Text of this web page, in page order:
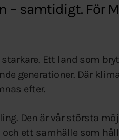
– samtidigt. För
Ett land som
generationer. Där
efter.
Den är vår största
och ett samhälle som